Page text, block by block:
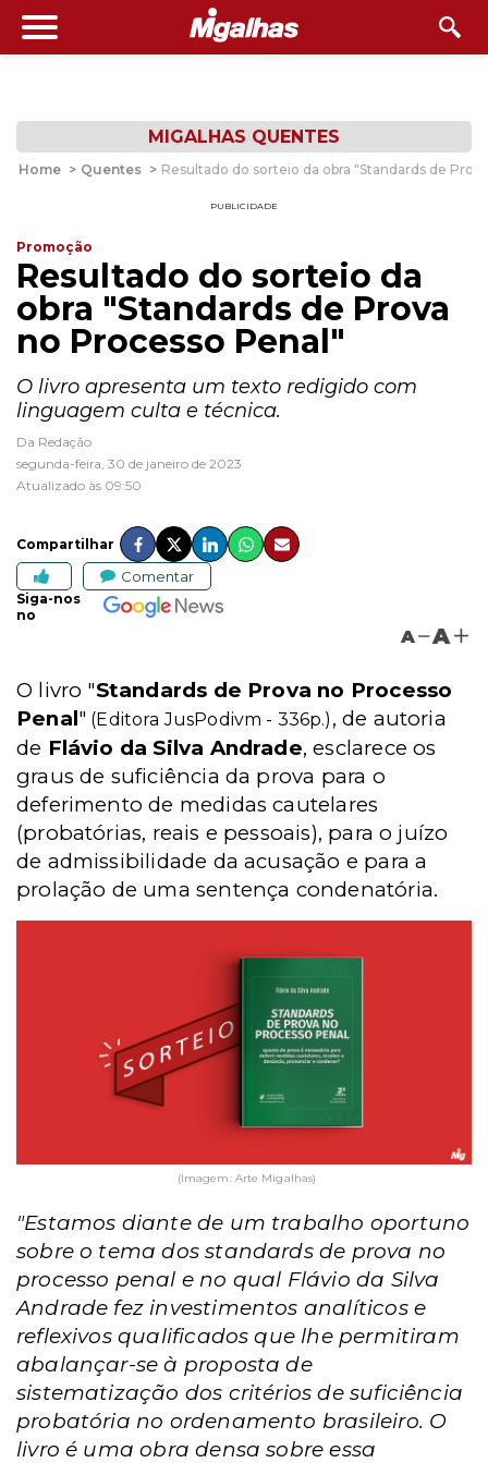
MIGALHAS QUENTES
Home > Quentes > Resultado do sorteio da obra "Standards de
PUBLICIDADE
Promoção
Resultado do sorteio da
obra "Standards de Prova
no Processo Penal"
O livro apresenta um texto redigido com
linguagem culta e técnica.
Da Redação
segunda-feira, 30 de janeiro de 2023
Atualizado às 09:50
Compartilhar
Comentar
Siga-nos
no
A A
O livro "Standards de Prova no Processo
Penal" (Editora JusPodivm - 336p.) , de autoria
de Flávio da Silva Andrade, esclarece os
graus de suficiência da prova para o
deferimento de medidas cautelares
(probatórias, reais e pessoais), para o juízo
de admissibilidade da acusação e para a
prolação de uma sentença condenatória.
(Imagem: Arte Migalhas)
"Estamos diante de um trabalho oportuno
sobre o tema dos standards de prova no
processo penal e no qual Flávio da Silva
Andrade fez investimentos analíticos e
reflexivos qualificados que lhe permitiram
abalançar-se à proposta de
sistematização dos critérios de suficiência
probatória no ordenamento brasileiro. O
livro é uma obra densa sobre essa